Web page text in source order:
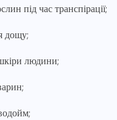
під час транспірації;
дощу;
людини;